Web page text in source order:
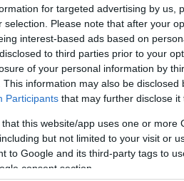
for targeted advertising by us,
selection. Please note that after your
interest-based ads based on
to third parties prior to your
of your personal information by
This information may also be
Participants that may further disclose it
that this website/app uses one or
but not limited to your visit or
to Google and its third-party tags to
consent section.